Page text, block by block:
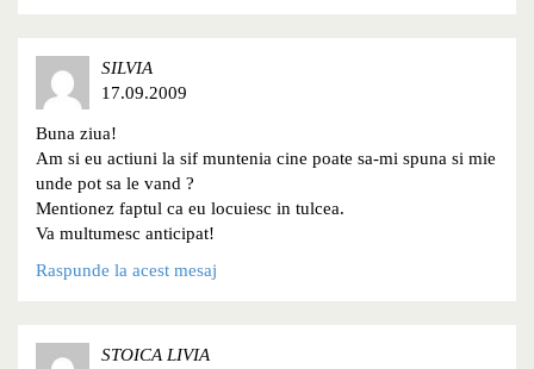
SILVIA
17.09.2009
Buna ziua!
Am si eu actiuni la sif muntenia cine poate sa-mi spuna si mie
unde pot sa le vand ?
Mentionez faptul ca eu locuiesc in tulcea.
Va multumesc anticipat!
Raspunde la acest mesaj
STOICA LIVIA